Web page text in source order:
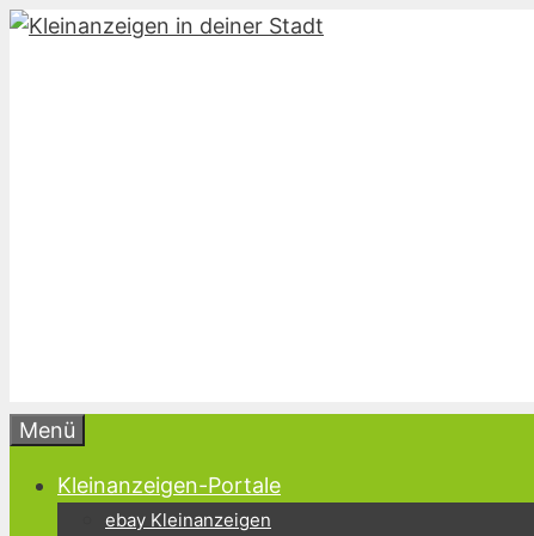
Zum
Menü
Kleinanzeigen-Portale
ebay Kleinanzeigen